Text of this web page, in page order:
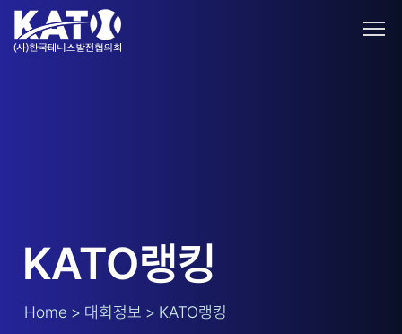
KATO랭킹
Home > 대회정보 > KATO랭킹